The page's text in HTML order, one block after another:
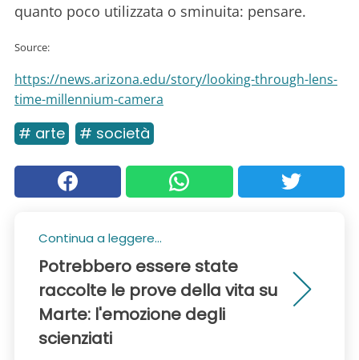
quanto poco utilizzata o sminuita: pensare.
Source:
https://news.arizona.edu/story/looking-through-lens-
time-millennium-camera
# arte # società
Continua a leggere...
Potrebbero essere state
raccolte le prove della vita su
Marte: l'emozione degli
scienziati